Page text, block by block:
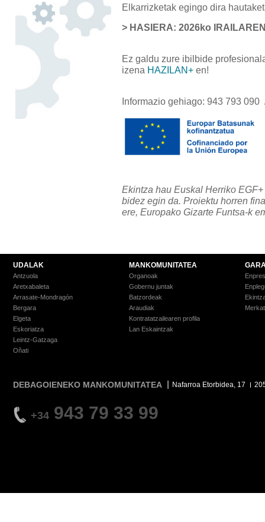
Elkarrizketak egingo dira
> HASIERA: 2026ko
Ez galdu zure ibilbide
izena HAZILAN+ en!
Informazio gehiago: 943 793
Ekintza hau Euskal Herriko
bidez egin da. Proiektu horren
ere, Europako Gizarte Funtsa-k
UDALAK
Antzuola
Aretxabaleta
Arrasate-Mondragón
Bergara
Elgeta
Eskoriatza
Leintz-Gatzaga
Oñati
MANKOMUNITATEA
Organoak
Gobernu juntak
Batzordeak
Araudiak
Kontratatzailearen profila
Lan Eskaintzak
DEBAGOIENEKO MANKOMUNITATEA Nafarroa Etorbidea, 17
+34 943 79 33 99